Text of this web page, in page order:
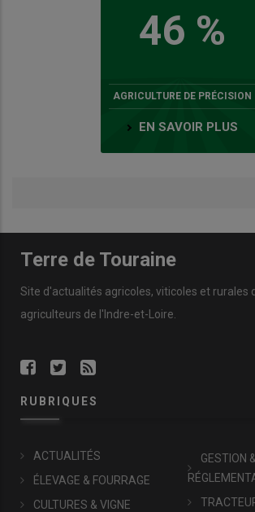
46 %
AGRICULTURE DE PRÉCISION
EN SAVOIR PLUS
Terre de Touraine
Site d'actualités agricoles, viticoles et rurales
agriculteurs de l'Indre-et-Loire.
RUBRIQUES
ACTUALITÉS
ÉLEVAGE & FOURRAGE
CULTURES & VIGNE
GESTION &